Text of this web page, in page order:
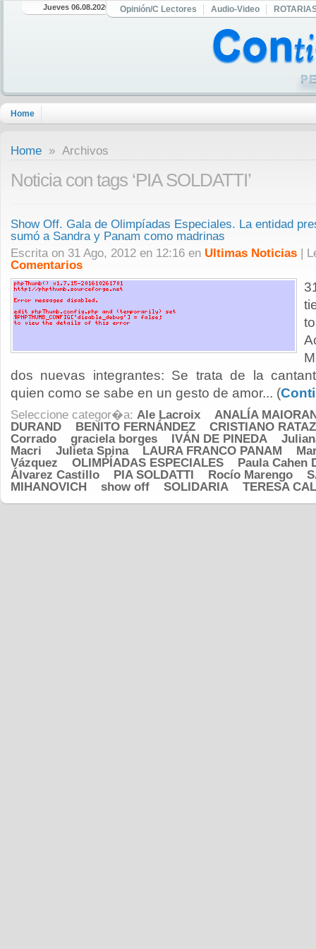
Jueves 06.08.2026 Opinión/C Lectores Audio-Video
Home
Home » Archivos
Noticia con tags ‘PIA SOLDATTI’
Show Off. Gala de Olimpíadas Especiales. La entidad
sumó a Sandra y Panam como madrinas
Escrita on 31 Ago, 2012 en 12:16 en Ultimas Noticias |
Comentarios
dos nuevas integrantes: Se trata de la
quien como se sabe en un gesto de amor... (
Seleccione categor�a: Ale Lacroix
ANALÍA
DURAND
BENITO FERNÁNDEZ
CRISTIANO
Corrado
graciela borges IVÁN DE PINEDA
Macri
Julieta Spina LAURA FRANCO PANAM
Vázquez
OLIMPÍADAS ESPECIALES
Paula Cahen
Álvarez Castillo
PIA SOLDATTI Rocío Marengo
MIHANOVICH
show off SOLIDARIA TERESA